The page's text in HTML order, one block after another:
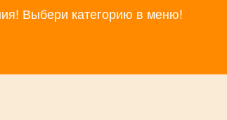
Выбери категорию в меню!